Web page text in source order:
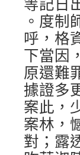
。度制
呼，格
下當因
原還難
據證多
案此，
案林，
對；露